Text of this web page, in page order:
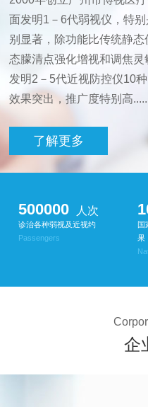
面发明1－6代弱视仪，特
别显著，除功能比传统静
态朦清点强化增视和调焦
发明2－5代近视防控仪10
效果突出，推广度特别高
了解更多
500000 人次
诊治各种弱视及近视约
Passengers
国
果
企